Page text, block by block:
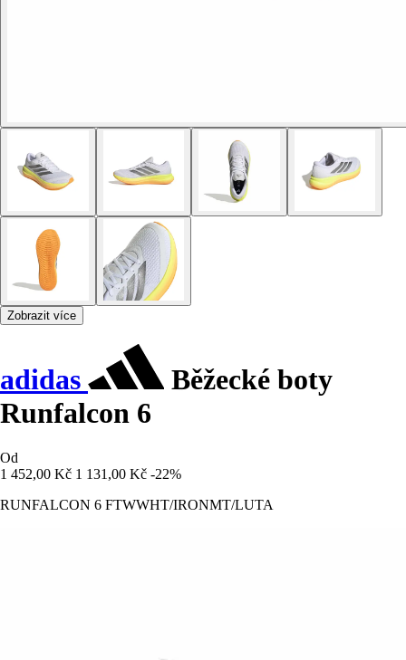
Zobrazit více
adidas
Běžecké boty
Runfalcon 6
Od
1 452,00 Kč 1 131,00 Kč -22%
RUNFALCON 6 FTWWHT/IRONMT/LUTA